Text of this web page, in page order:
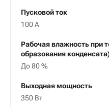
Пусковой ток
100 А
Рабочая влажность при
образования
До 80 %
Выходная мощность
350 Вт